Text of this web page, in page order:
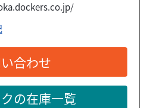
合わせ
の在庫一覧